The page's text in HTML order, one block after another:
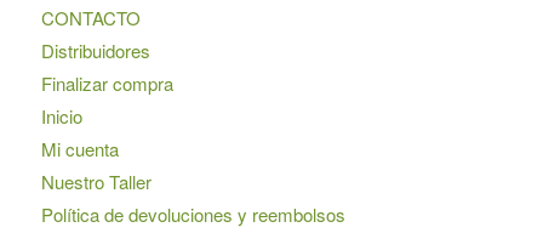
CONTACTO
Distribuidores
Finalizar compra
Inicio
Mi cuenta
Nuestro Taller
Política de devoluciones y reembolsos